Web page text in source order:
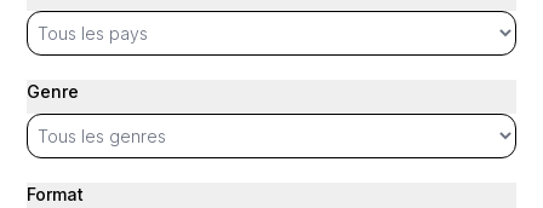
Genre
Format